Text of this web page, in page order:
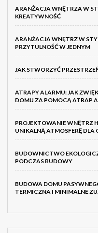
ARANŻACJA WNĘTRZA W
KREATYWNOŚĆ
ARANŻACJA WNĘTRZ W
PRZYTULNOŚĆ W JEDNYM
JAK STWORZYĆ
ATRAPY ALARMU: JAK
DOMU ZA POMOCĄ ATRAP
PROJEKTOWANIE WNĘTRZ
UNIKALNĄ ATMOSFERĘ DLA
BUDOWNICTWO
PODCZAS BUDOWY
BUDOWA DOMU
TERMICZNA I MINIMALNE